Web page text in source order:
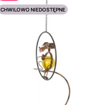
CHWILOWO NIEDOSTĘPNE